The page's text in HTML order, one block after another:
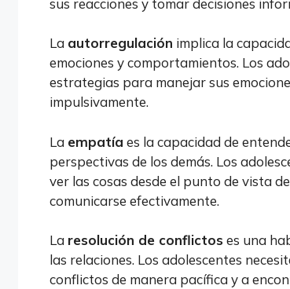
sus reacciones y tomar decisiones
La autorregulación implica la
emociones y comportamientos. Los
estrategias para manejar sus
impulsivamente.
La empatía es la capacidad de
perspectivas de los demás. Los
ver las cosas desde el punto de vista
comunicarse efectivamente.
La resolución de conflictos es una
las relaciones. Los adolescentes
conflictos de manera pacífica y a